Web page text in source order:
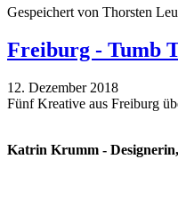
Gespeichert von Thorsten
Freiburg - Tumb
12. Dezember 2018
Fünf Kreative aus Freiburg
Katrin Krumm -